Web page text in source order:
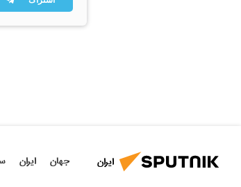
ایران جهان ایران